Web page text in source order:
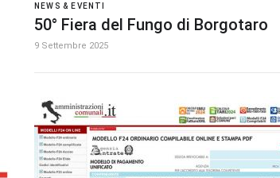
NEWS & EVENTI
50° Fiera del Fungo di Borgotaro
9 Settembre 2025